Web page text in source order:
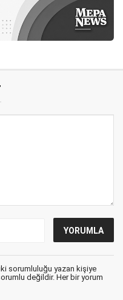
sorumluluğu yazan kişiye
değildir. Her bir yorum